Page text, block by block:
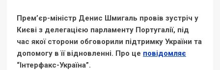
Прем’єр-міністр Денис Шмигаль провів зустріч у
Києві з делегацією парламенту Португалії, під
час якої сторони обговорили підтримку України та
допомогу в її відновленні. Про це повідомляє
“Інтерфакс-Україна”.